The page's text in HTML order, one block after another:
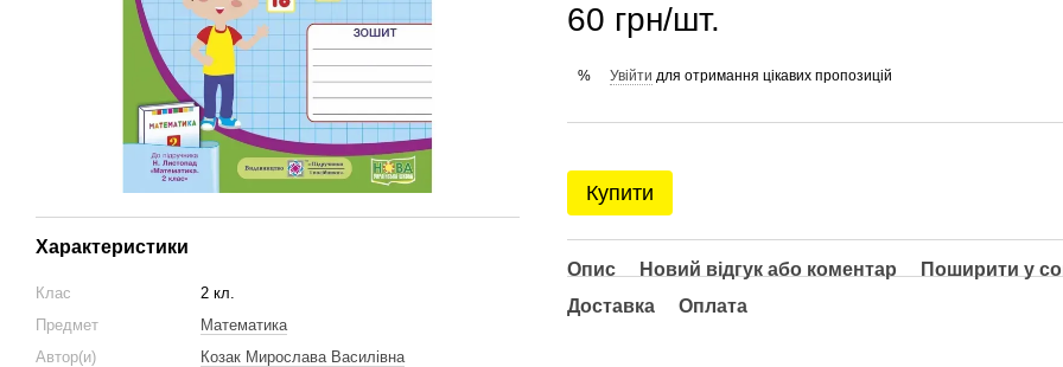
Характеристики
Клас
2 кл.
Предмет
Математика
Автор(и)
Козак Мирослава Василівна
60 грн/шт.
% Увійти для отримання цікавих пропозицій
Купити
Опис Новий відгук або коментар
Поширити у
Доставка
Оплата